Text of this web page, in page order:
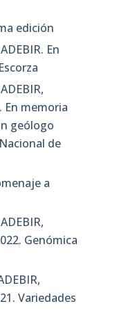
edición
En
En memoria
geólogo
de
a
Genómica
Variedades